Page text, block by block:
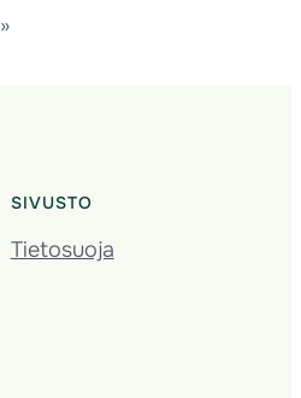
»
SIVUSTO
Tietosuoja